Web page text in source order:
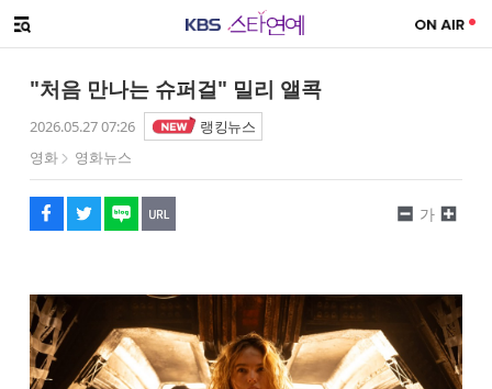
메뉴 열기
"처음 만나는 슈퍼걸" 밀리 앨콕
2026.05.27 07:26
랭킹뉴스
영화
영화뉴스
페이스북
트위터
네이버
URL복사
글씨 작게보기
가
글씨 크게보기